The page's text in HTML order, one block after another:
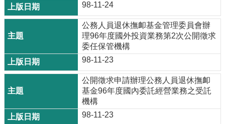
98-11-24
公務人員退休撫卹基金管理委員會辦
理96年度國外投資業務第2次公開徵求
委任保管機構
98-11-23
公開徵求申請辦理公務人員退休撫卹
基金96年度國內委託經營業務之受託
機構
98-11-23